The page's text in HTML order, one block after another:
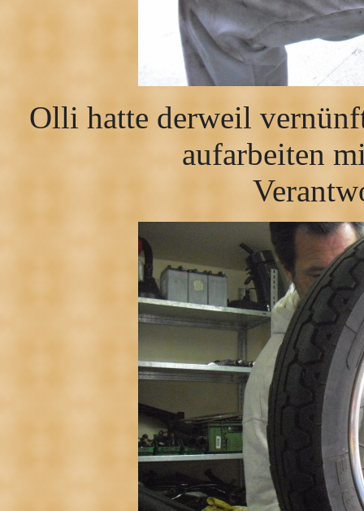
Olli hatte derweil
aufarbeiten